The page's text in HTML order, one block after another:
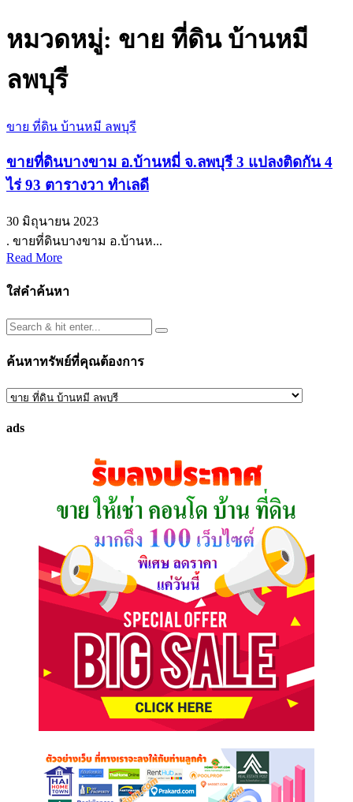
หมวดหมู่: ขาย ที่ดิน บ้านหมี
ลพบุรี
ขาย ที่ดิน บ้านหมี ลพบุรี
ขายที่ดินบางขาม อ.บ้านหมี่ จ.ลพบุรี 3 แปลงติดกัน 4
ไร่ 93 ตารางวา ทำเลดี
30 มิถุนายน 2023
. ขายที่ดินบางขาม อ.บ้านห...
Read More
ใส่คำค้นหา
ค้นหาทรัพย์ที่คุณต้องการ
ค้นหา
ที่
ads